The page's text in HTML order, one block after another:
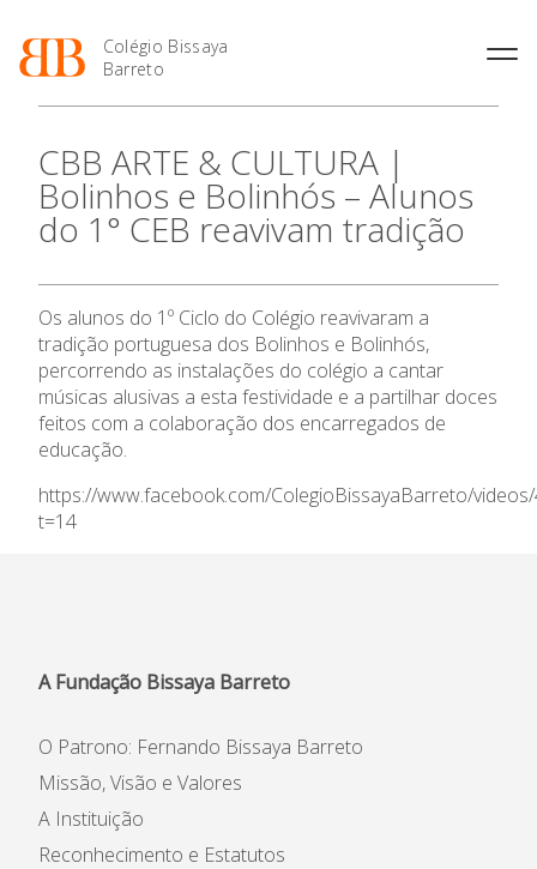
Colégio Bissaya
Barreto
O Colégio
Projeto Educativo
Organização
Colaboradores Docentes
Instalações
Ofertas de emprego
Regulamentos
Jornal “O Coreto”
Oferta Formativa
Enriquecimento Curricular
Oferta Curricular
Atividades Extracurriculares
Atividades de Interrupção
Letiva
Academia de LínguasEnsino Profissional
Profissionais
Matrículas
Horários e Manuais
Termalismo
Curso de Técnico/a de Apoio
à Família e à Comunidade
Ofertas de Emprego
Ano Letivo
2027
Calendários
Portal do Professor
de Educação
SIGE
Secretariado de Exames
Admissão
Notícias
CBB ARTE & CULTURA |
Bolinhos e Bolinhós – Alunos
do 1° CEB reavivam tradição
Os alunos do 1º Ciclo do Colégio reavivaram a
tradição portuguesa dos Bolinhos e Bolinhós,
percorrendo as instalações do colégio a cantar
músicas alusivas a esta festividade e a partilhar doces
feitos com a colaboração dos encarregados de
educação.
https://www.facebook.com/ColegioBissayaBarreto/
t=14
A Fundação Bissaya Barreto
O Patrono: Fernando Bissaya Barreto
Missão, Visão e Valores
A Instituição
Reconhecimento e Estatutos